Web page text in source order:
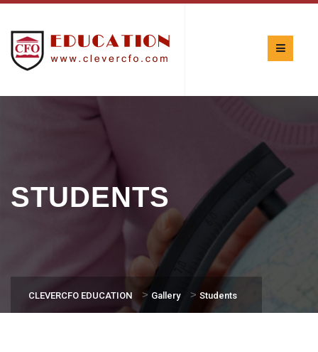
STUDENTS
CLEVERCFO EDUCATION > Gallery > Students